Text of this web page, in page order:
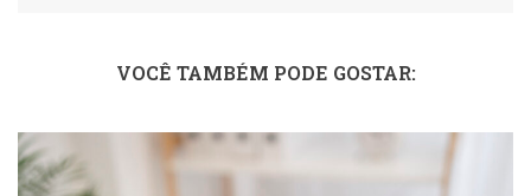
VOCÊ TAMBÉM PODE GOSTAR: